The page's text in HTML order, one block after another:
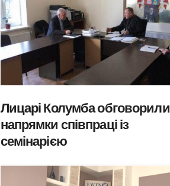
Лицарі Колумба обговорили
напрямки співпраці із
семінарією